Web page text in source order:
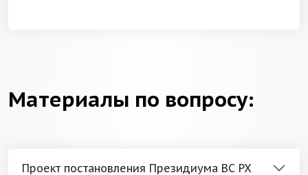
Материалы по вопросу:
Проект постановления Президиума ВС РХ